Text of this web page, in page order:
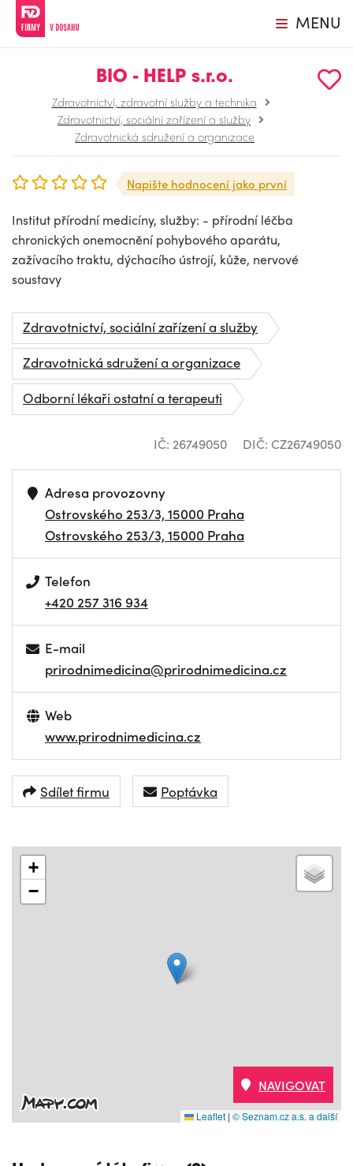
MENU
BIO - HELP s.r.o.
Zdravotnictví, zdravotní služby a technika
Zdravotnictví, sociální zařízení a služby
Zdravotnická sdružení a organizace
Napište hodnocení jako první
Institut přírodní medicíny, služby: - přírodní léčba
chronických onemocnění pohybového aparátu,
zažívacího traktu, dýchacího ústrojí, kůže, nervové
soustavy
Zdravotnictví, sociální zařízení a služby
Zdravotnická sdružení a organizace
Odborní lékaři ostatní a terapeuti
IČ: 26749050 DIČ: CZ26749050
Adresa provozovny
Ostrovského 253/3, 15000 Praha
Ostrovského 253/3, 15000 Praha
Telefon
+420 257 316 934
E-mail
prirodnimedicina@prirodnimedicina.cz
Web
www.prirodnimedicina.cz
Sdílet firmu Poptávka
+
−
Leaflet | © Seznam.cz a.s. a další
NAVIGOVAT